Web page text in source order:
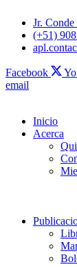
Jr.
(+51)
Facebook
email
Inicio
Acerca